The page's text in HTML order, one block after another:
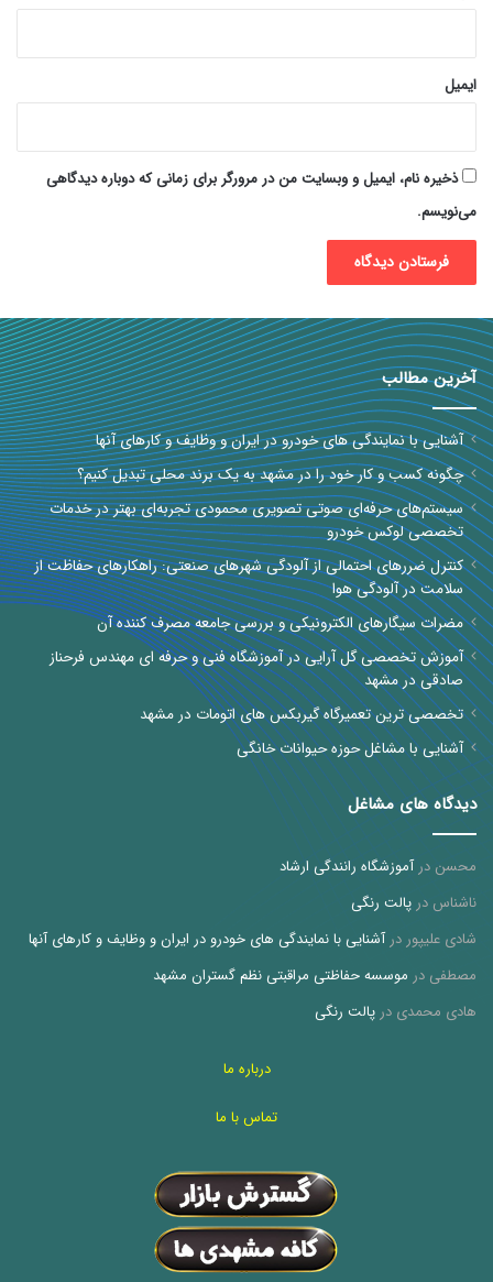
ایمیل
ذخیره نام، ایمیل و وبسایت من در مرورگر برای زمانی که دوباره دیدگاهی
می‌نویسم.
آخرین مطالب
آشنایی با نمایندگی های خودرو در ایران و وظایف و کارهای آنها
چگونه کسب و کار خود را در مشهد به یک برند محلی تبدیل کنیم؟
سیستم‌های حرفه‌ای صوتی تصویری محمودی تجربه‌ای بهتر در خدمات
تخصصی لوکس خودرو
کنترل ضررهای احتمالی از آلودگی شهرهای صنعتی: راهکارهای حفاظت از
سلامت در آلودگی هوا
مضرات سیگارهای الکترونیکی و بررسی جامعه مصرف کننده آن
آموزش تخصصی گل آرایی در آموزشگاه فنی و حرفه ای مهندس فرحناز
صادقی در مشهد
تخصصی ترین تعمیرگاه گیربکس های اتومات در مشهد
آشنایی با مشاغل حوزه حیوانات خانگی
دیدگاه های مشاغل
محسن درآموزشگاه رانندگی ارشاد
ناشناس در پالت رنگی
شادی علیپور درآشنایی با نمایندگی های خودرو در ایران و وظایف و کارهای آنها
مصطفی در موسسه حفاظتی مراقبتی نظم گستران مشهد
هادی محمدی در پالت رنگی
درباره ما
تماس با ما